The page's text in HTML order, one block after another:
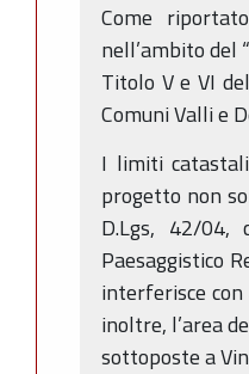
Come
nell’ambito del
Titolo V e VI
Comuni Valli e
I limiti
progetto non
D.Lgs, 42/04,
Paesaggistico
interferisce
inoltre, l’area
sottoposte a